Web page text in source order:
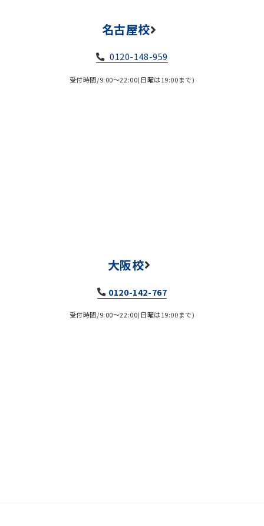
名古屋校
0120-148-959
受付時間/9:00～22:00(日曜は19:00まで)
大阪校
0120-142-767
受付時間/9:00～22:00(日曜は19:00まで)